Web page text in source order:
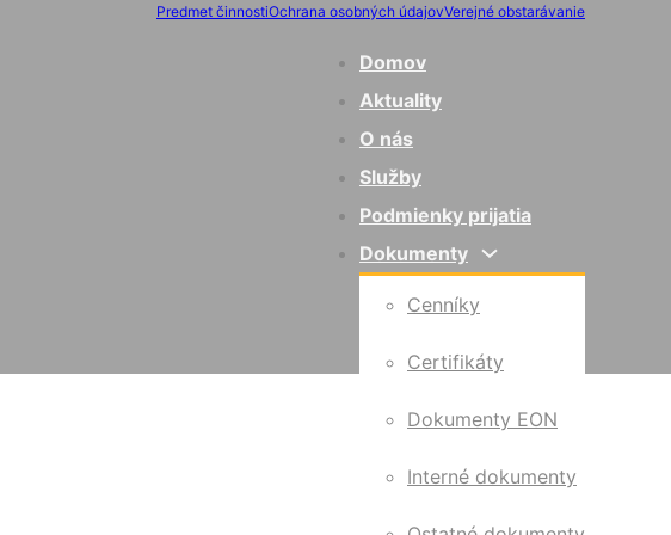
Predmet činnostiOchrana osobných údajovVerejné obstarávanie
Domov
Aktuality
O nás
Služby
Podmienky prijatia
Dokumenty
Cenníky
Certifikáty
Dokumenty EON
Interné dokumenty